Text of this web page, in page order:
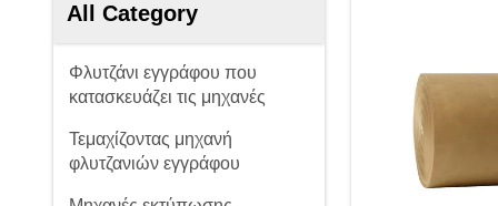
All Category
Φλυτζάνι εγγράφου που
κατασκευάζει τις μηχανές
Τεμαχίζοντας μηχανή
φλυτζανιών εγγράφου